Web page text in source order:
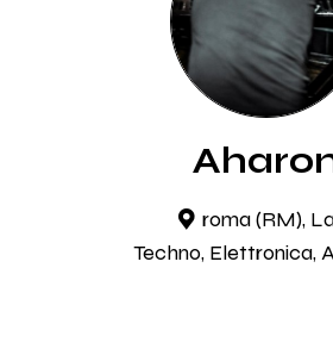
roma (RM),
Techno, Elettronica,